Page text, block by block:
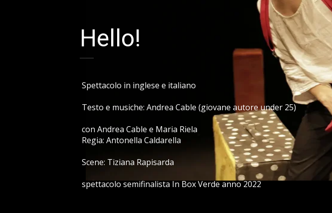
Hello!
Spettacolo in inglese e italiano
Testo e musiche: Andrea Cable (giovane autore under 25)
con Andrea Cable e Maria Riela
Regia: Antonella Caldarella
Scene: Tiziana Rapisarda
spettacolo semifinalista In Box Verde anno 2022